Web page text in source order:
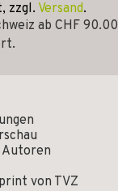
zzgl. Versand.
ab CHF 90.00
von TVZ